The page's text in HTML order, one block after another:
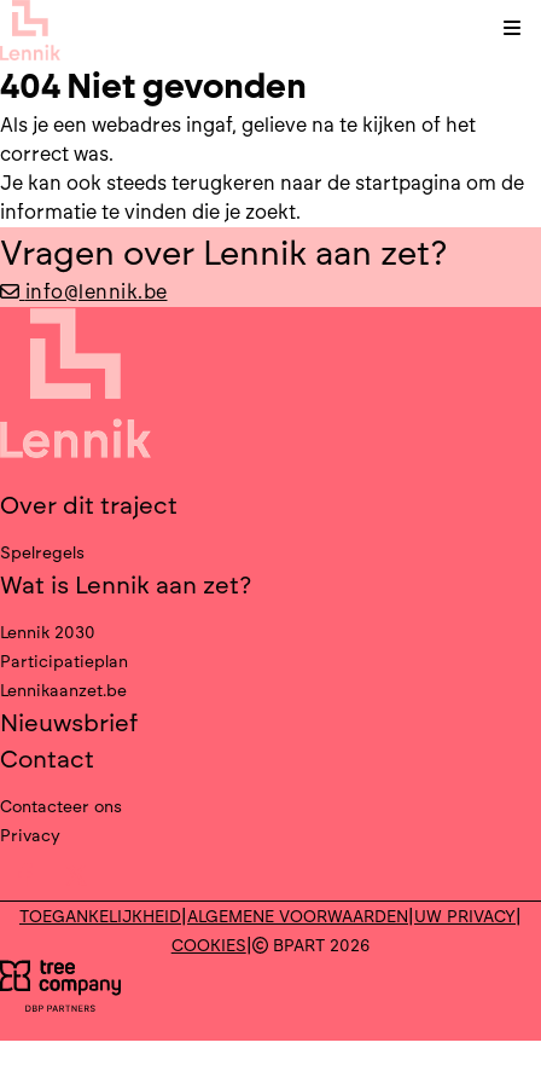
404 Niet gevonden
Als je een webadres ingaf, gelieve na te kijken of het
correct was.
Je kan ook steeds terugkeren naar de startpagina om de
informatie te vinden die je zoekt.
Vragen over Lennik aan zet?
info@lennik.be
Over dit traject
Spelregels
Wat is Lennik aan zet?
Lennik 2030
Participatieplan
Lennikaanzet.be
Nieuwsbrief
Contact
Contacteer ons
Privacy
Deel op facebook
Deel op X
TOEGANKELIJKHEID ALGEMENE VOORWAARDEN UW PRIVACY
COOKIES BPART 2026